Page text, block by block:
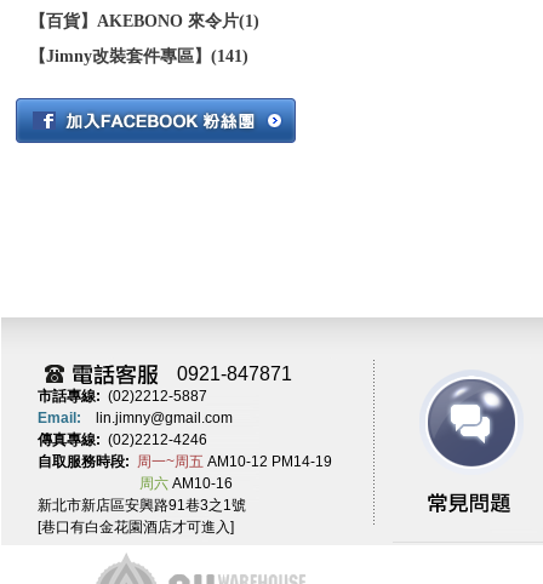
【百貨】AKEBONO 來令片(1)
【Jimny改裝套件專區】(141)
0921-847871
市話專線: (02)2212-5887
Email: lin.jimny@gmail.com
傳真專線: (02)2212-4246
自取服務時段: 周一~周五 AM10-12 PM14-19
周六 AM10-16
新北市新店區安興路91巷3之1號
[巷口有白金花園酒店才可進入]